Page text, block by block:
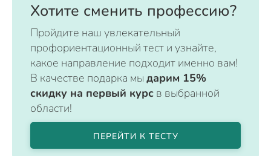
Хотите сменить профессию?
Пройдите наш увлекательный
профориентационный тест и узнайте,
какое направление подходит именно вам!
В качестве подарка мы дарим 15%
скидку на первый курс в выбранной
области!
ПЕРЕЙТИ К ТЕСТУ